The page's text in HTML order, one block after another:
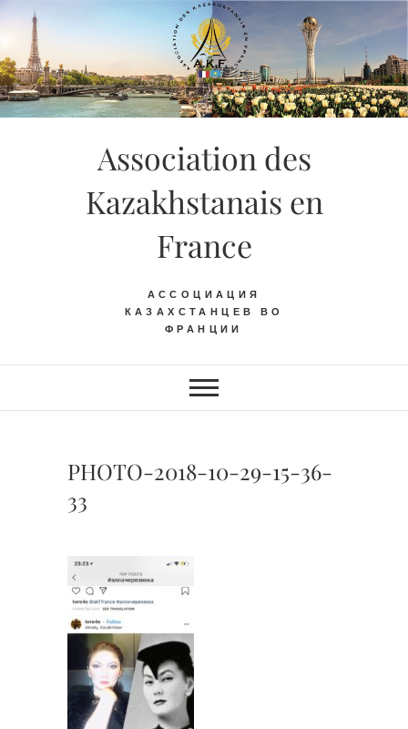
Skip
content
Association des
Kazakhstanais en
France
АССОЦИАЦИЯ
КАЗАХСТАНЦЕВ ВО
ФРАНЦИИ
PHOTO-2018-10-29-15-36-
33